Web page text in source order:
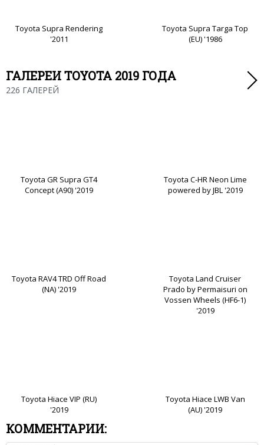
Toyota Supra Rendering
'2011
Toyota Supra Targa Top
(EU) '1986
ГАЛЕРЕИ TOYOTA 2019 ГОДА
226 ГАЛЕРЕЙ
Toyota GR Supra GT4
Concept (A90) '2019
Toyota C-HR Neon Lime
powered by JBL '2019
Toyota RAV4 TRD Off Road
(NA) '2019
Toyota Land Cruiser
Prado by Permaisuri on
Vossen Wheels (HF6-1)
'2019
Toyota Hiace VIP (RU)
'2019
Toyota Hiace LWB Van
(AU) '2019
КОММЕНТАРИИ: